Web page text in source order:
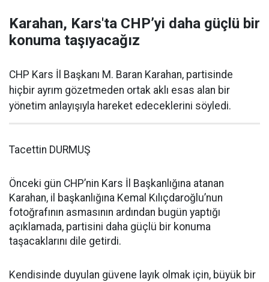
Karahan, Kars'ta CHP’yi daha güçlü bir
konuma taşıyacağız
CHP Kars İl Başkanı M. Baran Karahan, partisinde
hiçbir ayrım gözetmeden ortak aklı esas alan bir
yönetim anlayışıyla hareket edeceklerini söyledi.
Tacettin DURMUŞ
Önceki gün CHP’nin Kars İl Başkanlığına atanan
Karahan, il başkanlığına Kemal Kılıçdaroğlu’nun
fotoğrafının asmasının ardından bugün yaptığı
açıklamada, partisini daha güçlü bir konuma
taşacaklarını dile getirdi.
Kendisinde duyulan güvene layık olmak için, büyük bir